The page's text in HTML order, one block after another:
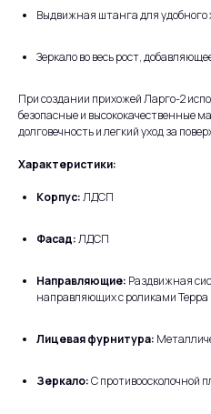
Выдвижная штанга для
Зеркало во весь рост,
При создании прихожей Ларго-2
безопасные и высококачественные
долговечность и легкий уход за
Характеристики:
Корпус:ЛДСП
Фасад:ЛДСП
Направляющие: Раздвижная
направляющих с роликами Терра
Лицевая фурнитура:
Зеркало:С противоосколочной